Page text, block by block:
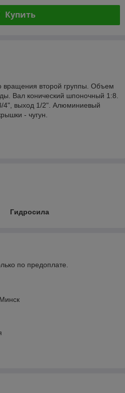
Купить
вращения второй группы. Объем
Вал конический шпоночный 1:8.
4", выход 1/2". Алюминиевый
- чугун.
Гидросила
по предоплате.